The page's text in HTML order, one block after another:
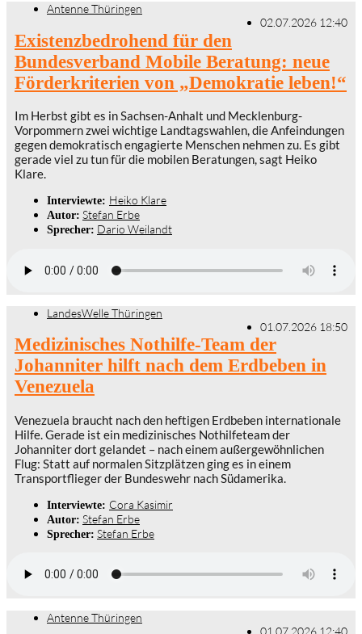
Antenne Thüringen
02.07.2026 12:40
Existenzbedrohend für den
Bundesverband Mobile Beratung: neue
Förderkriterien von „Demokratie leben!“
Im Herbst gibt es in Sachsen-Anhalt und Mecklenburg-
Vorpommern zwei wichtige Landtagswahlen, die Anfeindungen
gegen demokratisch engagierte Menschen nehmen zu. Es gibt
gerade viel zu tun für die mobilen Beratungen, sagt Heiko
Klare.
Interviewte: Heiko Klare
Autor: Stefan Erbe
Sprecher: Dario Weilandt
LandesWelle Thüringen
01.07.2026 18:50
Medizinisches Nothilfe-Team der
Johanniter hilft nach dem Erdbeben in
Venezuela
Venezuela braucht nach den heftigen Erdbeben internationale
Hilfe. Gerade ist ein medizinisches Nothilfeteam der
Johanniter dort gelandet – nach einem außergewöhnlichen
Flug: Statt auf normalen Sitzplätzen ging es in einem
Transportflieger der Bundeswehr nach Südamerika.
Interviewte: Cora Kasimir
Autor: Stefan Erbe
Sprecher: Stefan Erbe
Antenne Thüringen
01.07.2026 12:40